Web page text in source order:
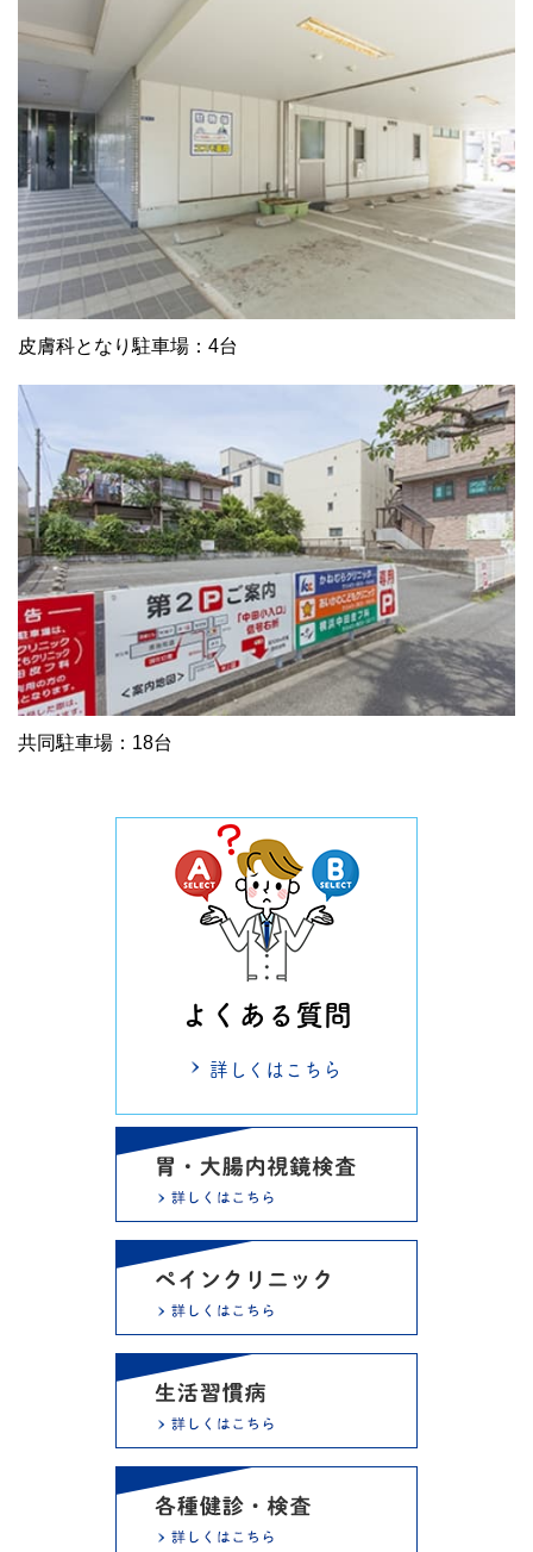
皮膚科となり駐車場：4台
共同駐車場：18台
よくある質問
詳しくはこちら